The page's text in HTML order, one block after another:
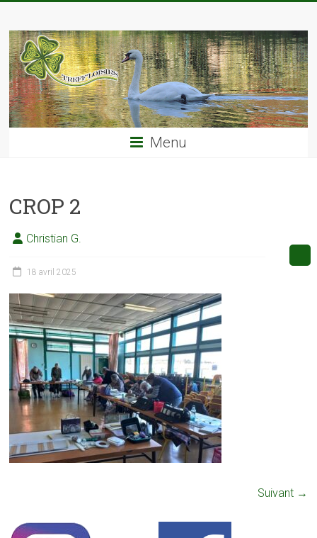
content
TREFF'LOISIRS
Menu
CROP 2
Christian G.
18 avril 2025
Suivant →